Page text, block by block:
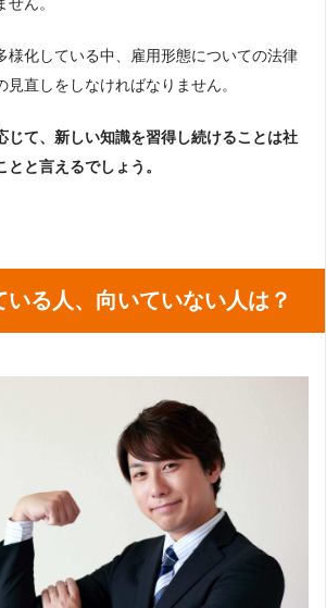
様化している中、雇用形態についての法律
直しをしなければなりません。
じて、新しい知識を習得し続けることは社
と言えるでしょう。
る人、向いていない人は？